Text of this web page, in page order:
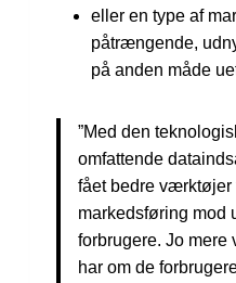
eller en type af
påtrængende,
på anden måde
”Med den
omfattende
fået bedre værktøjer
markedsføring mod
forbrugere. Jo mere
har om de